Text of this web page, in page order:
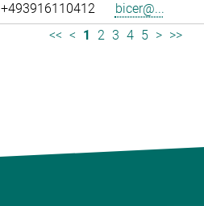
+493916110412 bicer@...
<< < 1 2 3 4 5 > >>